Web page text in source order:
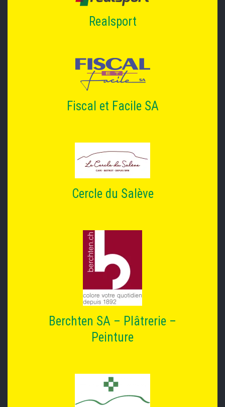
Realsport
Fiscal et Facile SA
Cercle du Salève
Berchten SA – Plâtrerie –
Peinture